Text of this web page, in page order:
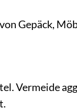
Gepäck,
Vermeide